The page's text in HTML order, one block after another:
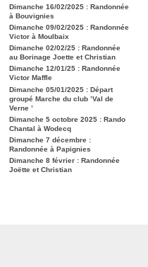
Dimanche 16/02/2025 : Randonnée
à Bouvignies
Dimanche 09/02/2025 : Randonnée
Victor à Moulbaix
Dimanche 02/02/25 : Randonnée
au Borinage Joette et Christian
Dimanche 12/01/25 : Randonnée
Victor Maffle
Dimanche 05/01/2025 : Départ
groupé Marche du club ’Val de
Verne ’
Dimanche 5 octobre 2025 : Rando
Chantal à Wodecq
Dimanche 7 décembre :
Randonnée à Papignies
Dimanche 8 février : Randonnée
Joëtte et Christian